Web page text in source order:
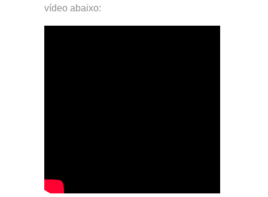
vídeo abaixo: